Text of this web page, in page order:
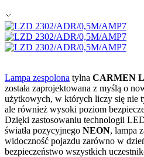
Lampa zespolona tylna CARMEN
została zaprojektowana z myślą o
użytkowych, w których liczy się nie
ale również wysoki poziom
Dzięki zastosowaniu technologii
światła pozycyjnego NEON, lampa
widoczność pojazdu zarówno w
bezpieczeństwo wszystkich